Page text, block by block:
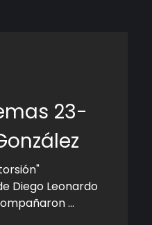
23-
Diego Leonardo
...